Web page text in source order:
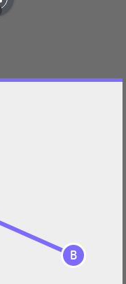
B